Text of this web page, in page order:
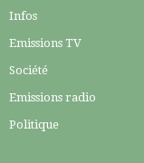
Infos
Emissions TV
Société
Emissions radio
Politique